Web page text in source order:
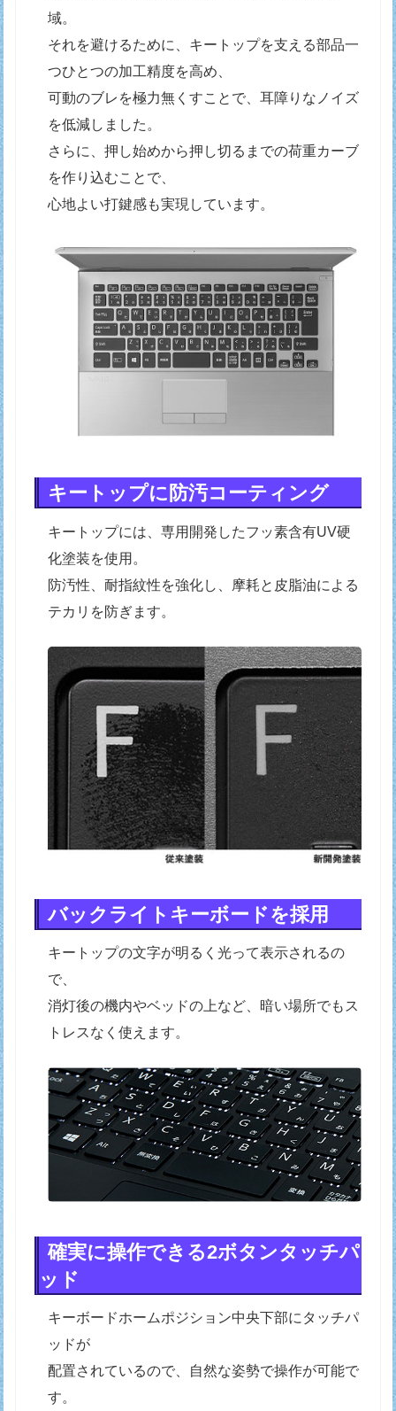
域。
それを避けるために、キートップを支える部品一
つひとつの加工精度を高め、
可動のブレを極力無くすことで、耳障りなノイズ
を低減しました。
さらに、押し始めから押し切るまでの荷重カーブ
を作り込むことで、
心地よい打鍵感も実現しています。
キートップに防汚コーティング
キートップには、専用開発したフッ素含有UV硬
化塗装を使用。
防汚性、耐指紋性を強化し、摩耗と皮脂油による
テカリを防ぎます。
バックライトキーボードを採用
キートップの文字が明るく光って表示されるの
で、
消灯後の機内やベッドの上など、暗い場所でもス
トレスなく使えます。
確実に操作できる2ボタンタッチパ
ッド
キーボードホームポジション中央下部にタッチパ
ッドが
配置されているので、自然な姿勢で操作が可能で
す。